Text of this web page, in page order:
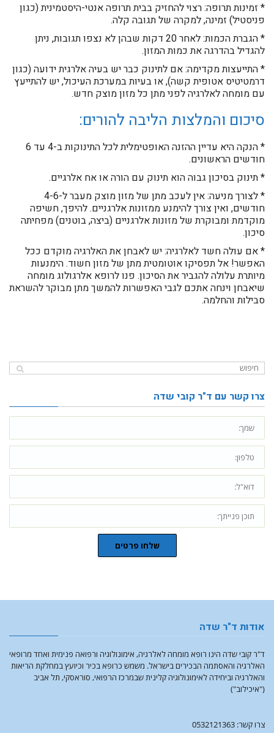
* זמינות תרופה: רצוי להחזיק בבית תרופה אנטי-היסטמינית (כגון
פניסטיל) זמינה, למקרה של תגובה קלה.
* הגברת הכמות: לאחר 20 דקות שבהן לא נצפו תגובות, ניתן
להגדיל בהדרגה את כמות המזון.
* התייעצות מקדימה: אם לתינוק כבר יש בעיה אלרגית ידועה (כגון
דרמטיטיס אטופית קשה), או בעיות במערכת העיכול, יש להתייעץ
עם מומחה לאלרגיה לפני מתן כל מזון מוצק חדש.
סיכום והמלצות הליבה להורים:
* הנקה היא עדיין ההזנה האופטימלית לכל התינוקות ב-4 עד 6
חודשים הראשונים.
* תינוק בסיכון גבוה הוא תינוק עם הורה או אח אלרגיים.
* לצורך מניעה: אין לעכב מתן של מזון מוצק מעבר ל-4-6
חודשים, ואין צורך להימנע ממזונות אלרגניים. להיפך, חשיפה
מוקדמת ומבוקרת של מזונות אלרגניים (ביצה, בוטנים) מפחיתה
סיכון.
* אם עולה חשד לאלרגיה: יש לאבחן את האלרגיה מוקדם ככל
האפשר! אל תפסיקו אוטומטית מתן של מזון חשוד. הימנעות
מיותרת עלולה להגביר את הסיכון. פנו לרופא אלרגולוג מומחה
שיאבחן וינחה אתכם לגבי האפשרות להמשך מתן מבוקר להשראת
סבילות והחלמה.
צרו קשר עם ד"ר קובי שדה
שלחו פרטים
אודות ד"ר שדה
ד"ר קובי שדה הינו רופא מומחה לאלרגיה, אימונולוגיה ורפואה פנימית ואחד מרופאי
האלרגיה והאסתמה הבכירים בישראל. משמש כרופא בכיר וכיועץ במחלקת הריאות
והאלרגיה וביחידה לאימונולוגיה קלינית שבמרכז הרפואי, סוראסקי, תל אביב
("איכילוב")
צרו קשר: 0532121363